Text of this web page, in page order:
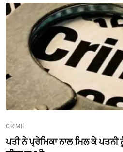
CRIME
ਪਤੀ ਨੇ ਪ੍ਰੇਮਿਕਾ ਨਾਲ ਮਿਲ ਕੇ